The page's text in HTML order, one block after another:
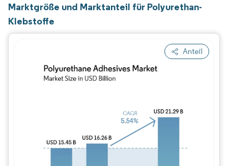
Marktgröße und Marktanteil für Polyurethan-
Klebstoffe
Anteil